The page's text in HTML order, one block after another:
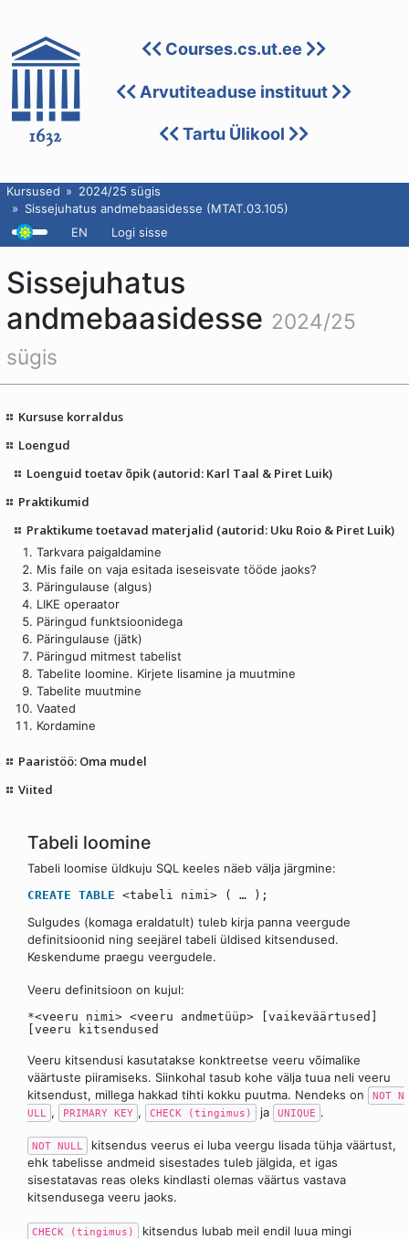
Courses.cs.ut.ee
Arvutiteaduse instituut
Tartu Ülikool
Kursused
2024/25 sügis
Sissejuhatus andmebaasidesse (MTAT.03.105)
EN
Logi sisse
Sissejuhatus
andmebaasidesse 2024/25
sügis
Kursuse korraldus
Loengud
Loenguid toetav õpik (autorid: Karl Taal & Piret Luik)
Praktikumid
Praktikume toetavad materjalid (autorid: Uku Roio & Piret Luik)
Tarkvara paigaldamine
Mis faile on vaja esitada iseseisvate tööde jaoks?
Päringulause (algus)
LIKE operaator
Päringud funktsioonidega
Päringulause (jätk)
Päringud mitmest tabelist
Tabelite loomine. Kirjete lisamine ja muutmine
Tabelite muutmine
Vaated
Kordamine
Paaristöö: Oma mudel
Viited
Tabeli loomine
Tabeli loomise üldkuju SQL keeles näeb välja järgmine:
CREATE TABLE <tabeli nimi> ( … );
Sulgudes (komaga eraldatult) tuleb kirja panna veergude
definitsioonid ning seejärel tabeli üldised kitsendused.
Keskendume praegu veergudele.
Veeru definitsioon on kujul:
*<veeru nimi> <veeru andmetüüp> [vaikeväärtused]
[veeru kitsendused
Veeru kitsendusi kasutatakse konktreetse veeru võimalike
väärtuste piiramiseks. Siinkohal tasub kohe välja tuua neli veeru
kitsendust, millega hakkad tihti kokku puutma. Nendeks on
NOT N
ULL , PRIMARY KEY , CHECK (tingimus) ja UNIQUE .
NOT NULL
kitsendus veerus ei luba veergu lisada tühja väärtust,
ehk tabelisse andmeid sisestades tuleb jälgida, et igas
sisestatavas reas oleks kindlasti olemas väärtus vastava
kitsendusega veeru jaoks.
CHECK (tingimus)
kitsendus lubab meil endil luua mingi